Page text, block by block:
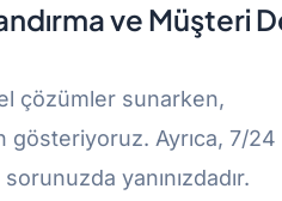
ve Müşteri
çözümler sunarken,
gösteriyoruz. Ayrıca, 7/24
yanınızdadır.